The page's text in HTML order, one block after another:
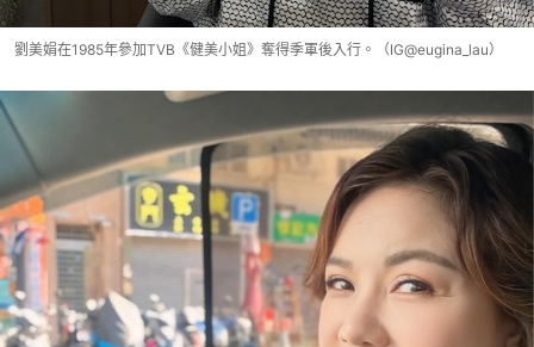
劉美娟在1985年參加TVB《健美小姐》奪得季軍後入行。（IG@eugina_lau）